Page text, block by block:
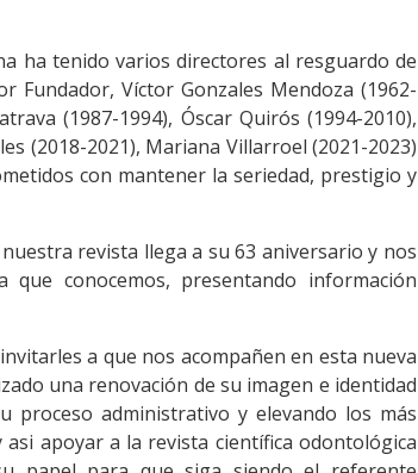
ha tenido varios directores al resguardo de
Fundador, Víctor Gonzales Mendoza (1962-
(1987-1994), Óscar Quirós (1994-2010),
(2018-2021), Mariana Villarroel (2021-2023)
con mantener la seriedad, prestigio y
revista llega a su 63 aniversario y nos
conocemos, presentando información
a que nos acompañen en esta nueva
una renovación de su imagen e identidad
proceso administrativo y elevando los más
apoyar a la revista científica odontológica